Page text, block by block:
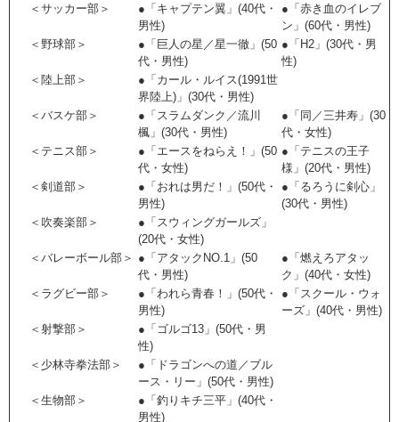
＜サッカー部＞
●「キャプテン翼」(40代・
男性)
●「赤き血のイレブ
ン」(60代・男性)
＜野球部＞
●「巨人の星／星一徹」(50
代・男性)
●「H2」(30代・男
性)
＜陸上部＞
●「カール・ルイス(1991世
界陸上)」(30代・男性)
＜バスケ部＞
●「スラムダンク／流川
楓」(30代・男性)
●「同／三井寿」(30
代・女性)
＜テニス部＞
●「エースをねらえ！」(50
代・女性)
●「テニスの王子
様」(20代・男性)
＜剣道部＞
●「おれは男だ！」(50代・
男性)
●「るろうに剣心」
(30代・男性)
＜吹奏楽部＞
●「スウィングガールズ」
(20代・女性)
＜バレーボール部＞ ●「アタックNO.1」(50
代・男性)
●「燃えろアタッ
ク」(40代・女性)
＜ラグビー部＞
●「われら青春！」(50代・
男性)
●「スクール・ウォ
ーズ」(40代・男性)
＜射撃部＞
●「ゴルゴ13」(50代・男
性)
＜少林寺拳法部＞
●「ドラゴンへの道／ブル
ース・リー」(50代・男性)
＜生物部＞
●「釣りキチ三平」(40代・
男性)